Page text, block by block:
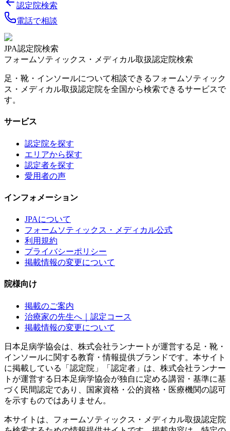
認定院検索
電話で相談
JPA認定院検索
フォームソティックス・メディカル取扱認定院検索
足・靴・インソールについて相談できるフォームソティック
ス・メディカル取扱認定院を全国から検索できるサービスで
す。
サービス
認定院を探す
エリアから探す
認定者を探す
愛用者の声
インフォメーション
JPAについて
フォームソティックス・メディカル公式
利用規約
プライバシーポリシー
掲載情報の変更について
院様向け
掲載のご案内
治療家の先生へ｜認定コース
掲載情報の変更について
日本足病学協会は、株式会社ランナートが運営する足・靴・
インソールに関する教育・情報提供ブランドです。本サイト
に掲載している「認定院」「認定者」は、株式会社ランナー
トが運営する日本足病学協会が独自に定める講習・基準に基
づく民間認定であり、国家資格・公的資格・医療機関の認可
を示すものではありません。
本サイトは、フォームソティックス・メディカル取扱認定院